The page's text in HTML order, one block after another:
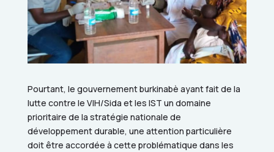
Pourtant, le gouvernement burkinabè ayant fait de la
lutte contre le VIH/Sida et les IST un domaine
prioritaire de la stratégie nationale de
développement durable, une attention particulière
doit être accordée à cette problématique dans les